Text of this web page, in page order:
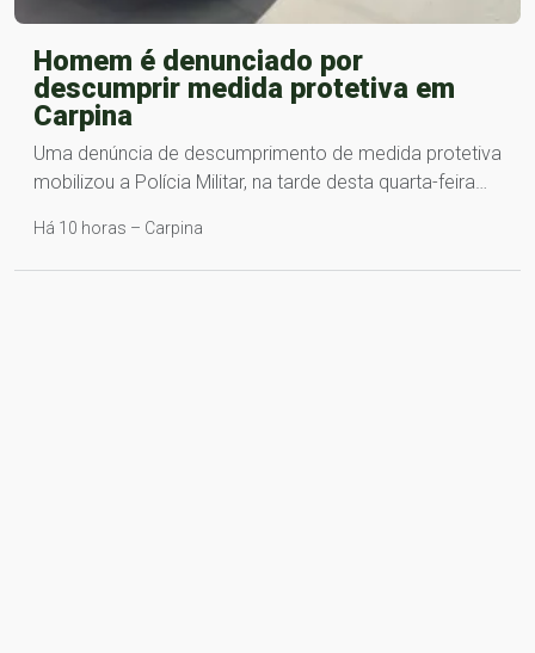
Homem é denunciado por
descumprir medida protetiva em
Carpina
Uma denúncia de descumprimento de medida protetiva
mobilizou a Polícia Militar, na tarde desta quarta-feira…
Há 10 horas – Carpina